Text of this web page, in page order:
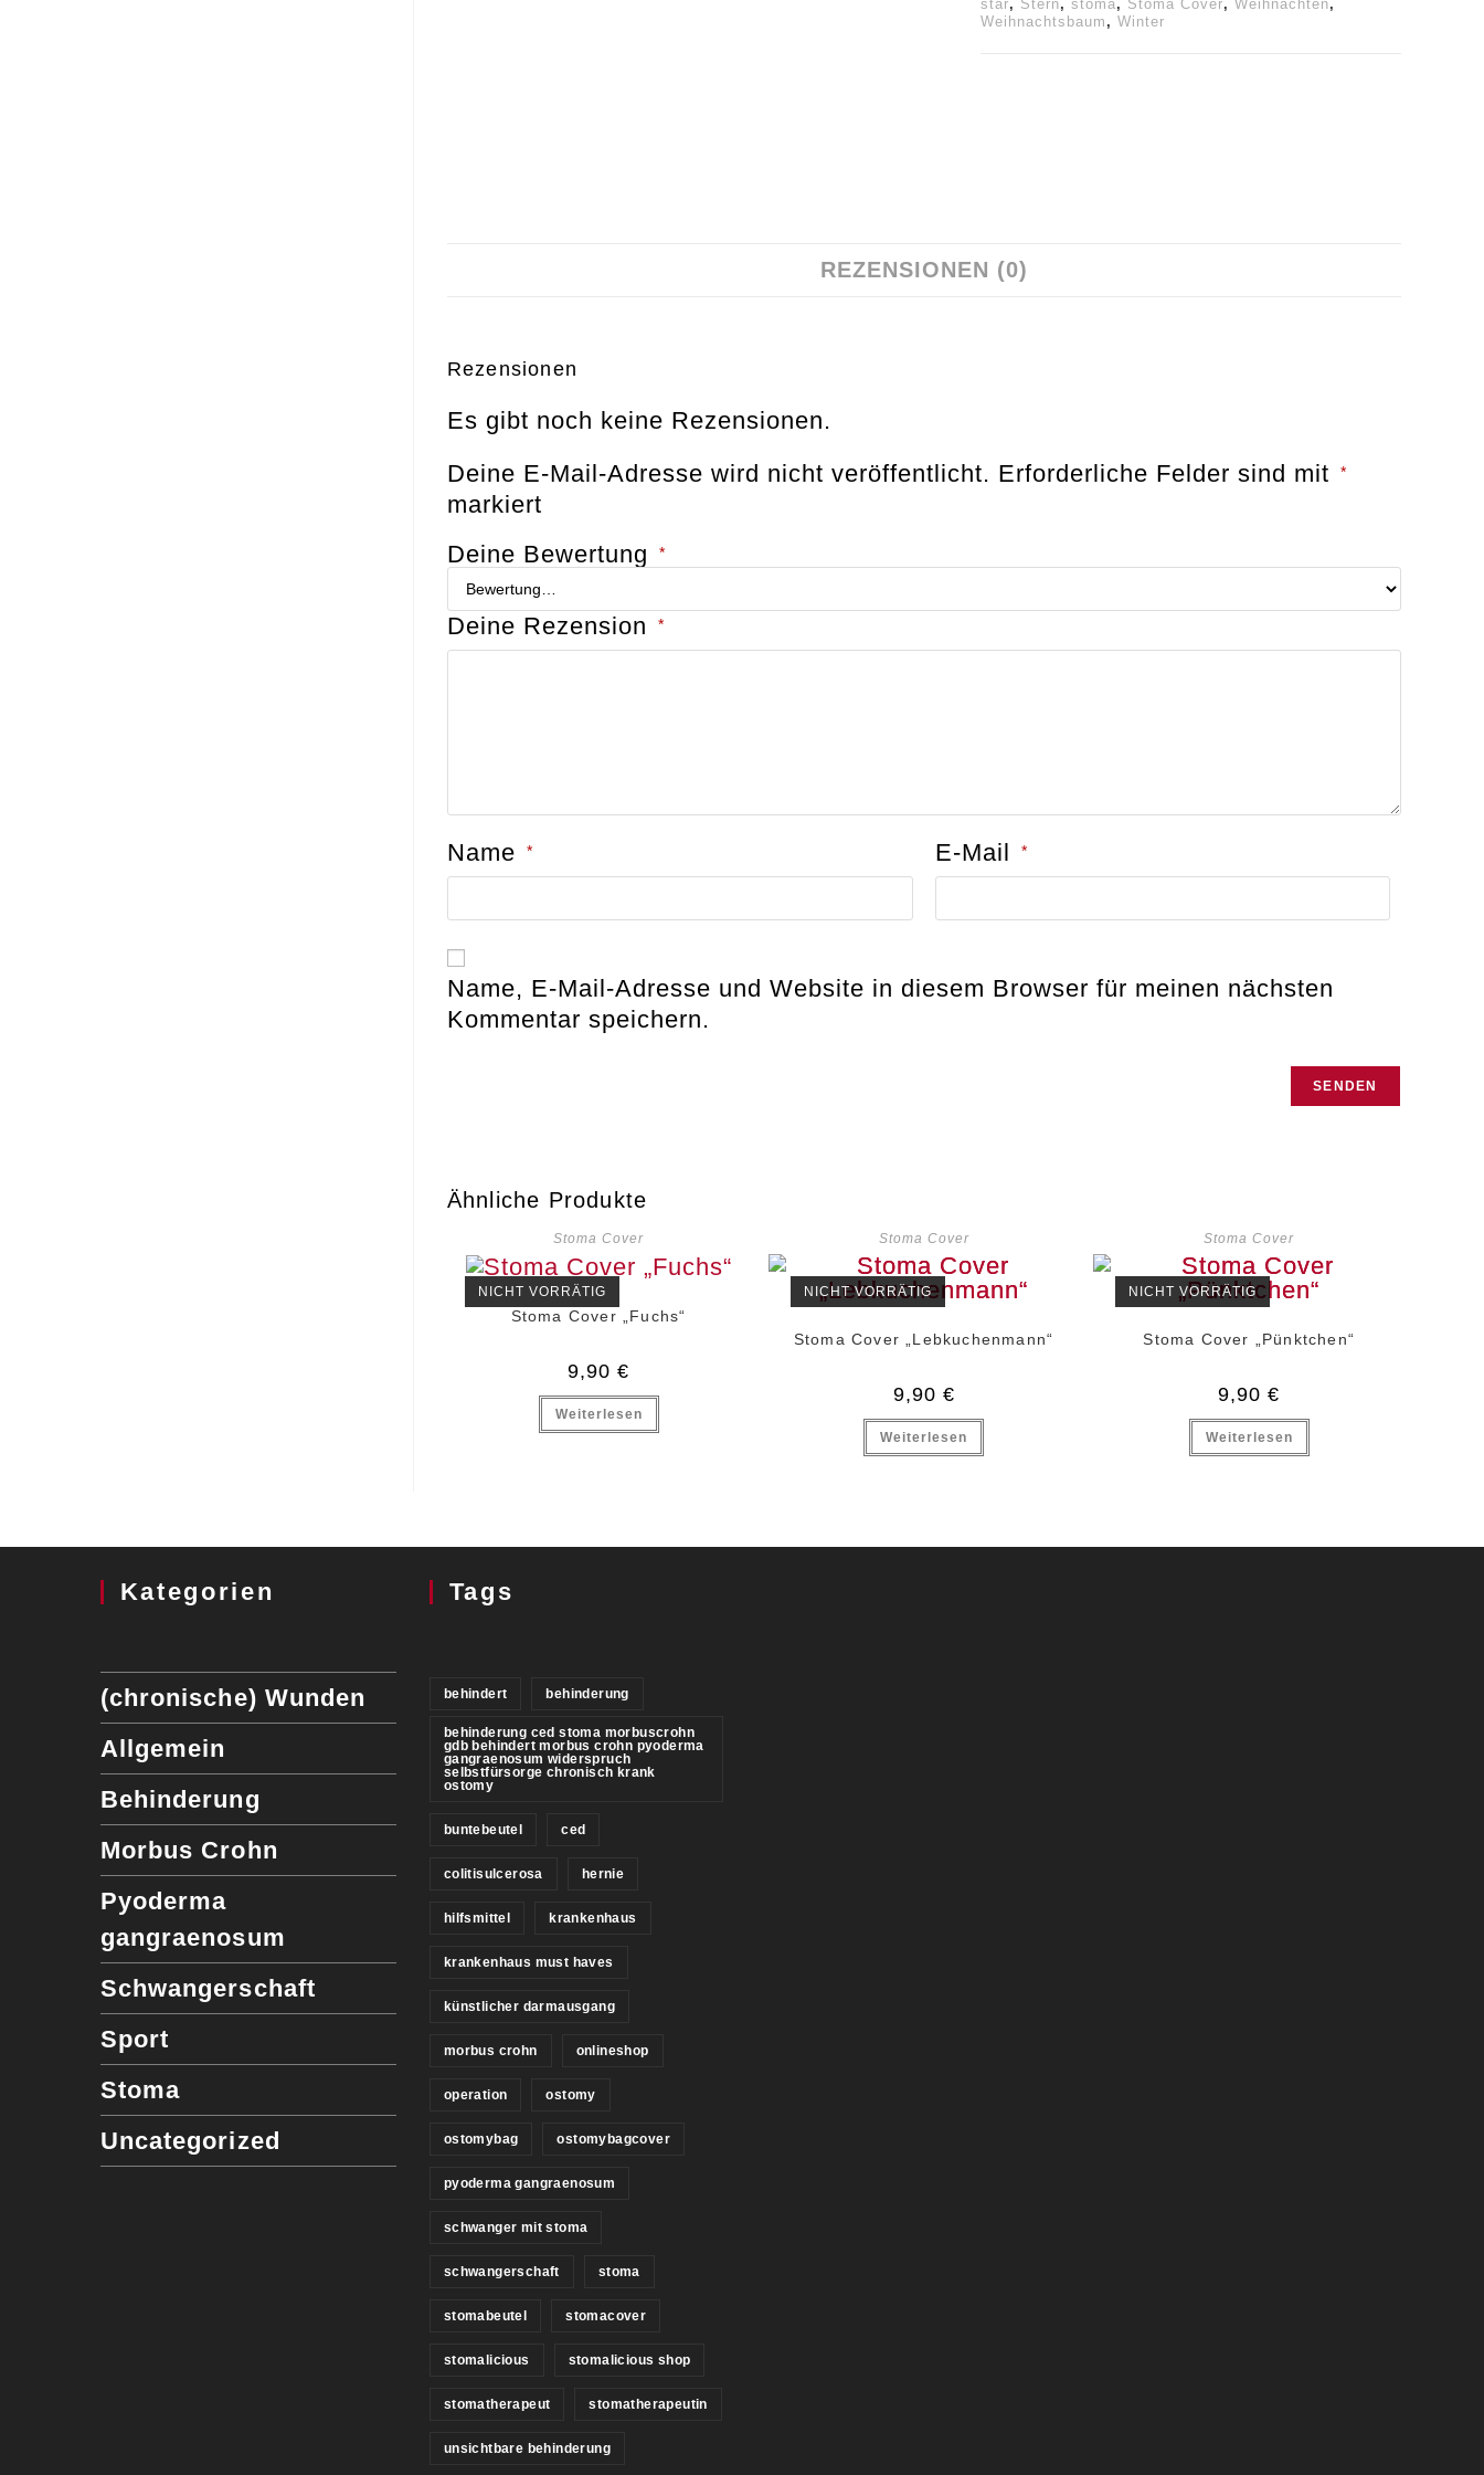
star, Stern,stoma, Stoma Cover,Weihnachten,
Weihnachtsbaum ,Winter
REZENSIONEN (0)
Rezensionen
Es gibt noch keine Rezensionen.
Deine E-Mail-Adresse wird nicht veröffentlicht. Erforderliche Felder sind mit *
markiert
Deine Bewertung
*
Deine Rezension *
Name * E-Mail *
Name, E-Mail-Adresse und Website in diesem Browser für meinen nächsten
Kommentar speichern.
Ähnliche Produkte
Stoma Cover
NICHT VORRÄTIG
Stoma Cover „Fuchs“
9,90€
Weiterlesen
Stoma Cover
NICHT VORRÄTIG
Stoma Cover „Lebkuchenmann“
9,90 €
Weiterlesen
Stoma Cover
NICHT VORRÄTIG
Stoma Cover „Pünktchen“
9,90€
Weiterlesen
Kategorien
(chronische) Wunden
Allgemein
Behinderung
Morbus Crohn
Pyoderma
gangraenosum
Schwangerschaft
Sport
Stoma
Uncategorized
Tags
behindert behinderung
behinderung ced stoma morbuscrohn
gdb behindert morbus crohn pyoderma
gangraenosum widerspruch
selbstfürsorge chronisch krank
ostomy
buntebeutel ced
colitisulcerosa hernie
hilfsmittel krankenhaus
krankenhaus must haves
künstlicher darmausgang
morbus crohn onlineshop
operation ostomy
ostomybag ostomybagcover
pyoderma gangraenosum
schwanger mit stoma
schwangerschaft stoma
stomabeutel stomacover
stomalicious stomalicious shop
stomatherapeut stomatherapeutin
unsichtbare behinderung